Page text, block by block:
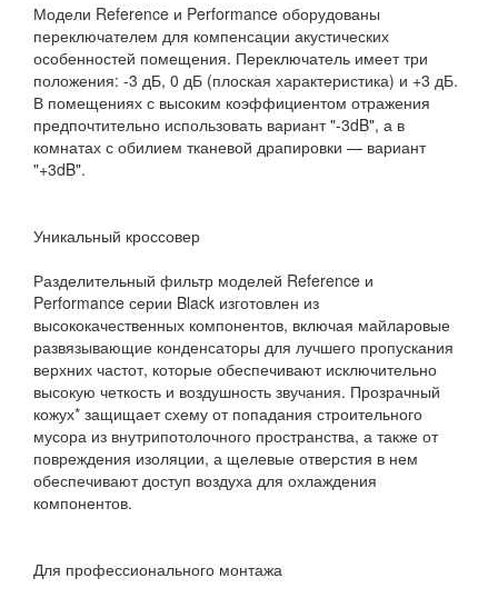
Модели Reference и Performance оборудованы
переключателем для компенсации акустических
особенностей помещения. Переключатель имеет три
положения: -3 дБ, 0 дБ (плоская характеристика) и +3 дБ.
В помещениях с высоким коэффициентом отражения
предпочтительно использовать вариант "-3dB", а в
комнатах с обилием тканевой драпировки — вариант
"+3dB".
Уникальный кроссовер
Разделительный фильтр моделей Reference и
Performance серии Black изготовлен из
высококачественных компонентов, включая майларовые
развязывающие конденсаторы для лучшего пропускания
верхних частот, которые обеспечивают исключительно
высокую четкость и воздушность звучания. Прозрачный
кожух* защищает схему от попадания строительного
мусора из внутрипотолочного пространства, а также от
повреждения изоляции, а щелевые отверстия в нем
обеспечивают доступ воздуха для охлаждения
компонентов.
Для профессионального монтажа